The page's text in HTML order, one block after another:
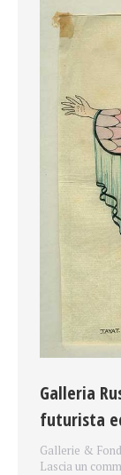
Galleria
futurista
Gallerie &
Lascia un